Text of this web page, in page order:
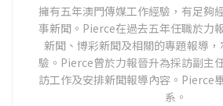
擁有五年澳門傳媒工作經驗，有足夠
事新聞。Pierce在過去五年任職於力
新聞、博彩新聞及相關的專題報導
驗。Pierce曾於力報晉升為採訪副主
訪工作及安排新聞報導內容。Pierce
系。